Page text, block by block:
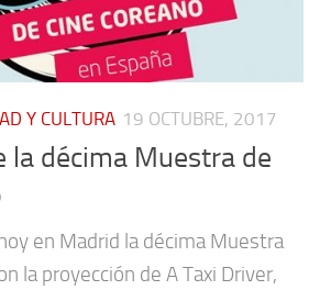
Y CULTURA 19 OCTUBRE, 2017
la décima Muestra de
en Madrid la décima Muestra
la proyección de A Taxi Driver,